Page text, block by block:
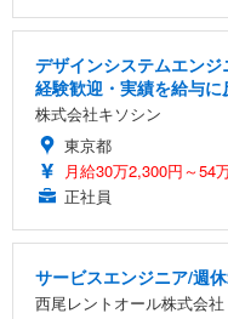
デザインシステムエン
経験歓迎・実績を給与に
株式会社キソシン
東京都
月給30万2,300円～54
正社員
サービスエンジニア/週
西尾レントオール株式会社